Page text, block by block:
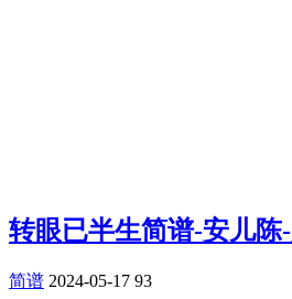
转眼已半生简谱-安儿陈
简谱 2024-05-17 93